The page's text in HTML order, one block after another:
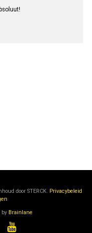
door STERCK. Privacybeleid
by Brainlane